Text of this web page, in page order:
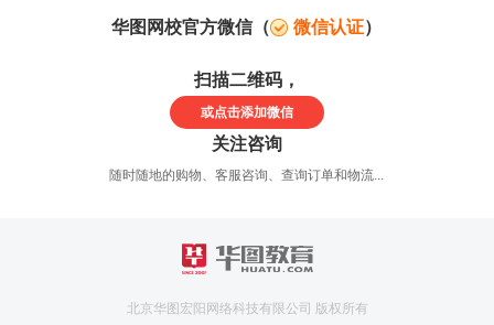
华图网校官方微信（ 微信认证）
扫描二维码，
或点击添加微信
关注咨询
随时随地的购物、客服咨询、查询订单和物流...
北京华图宏阳网络科技有限公司 版权所有